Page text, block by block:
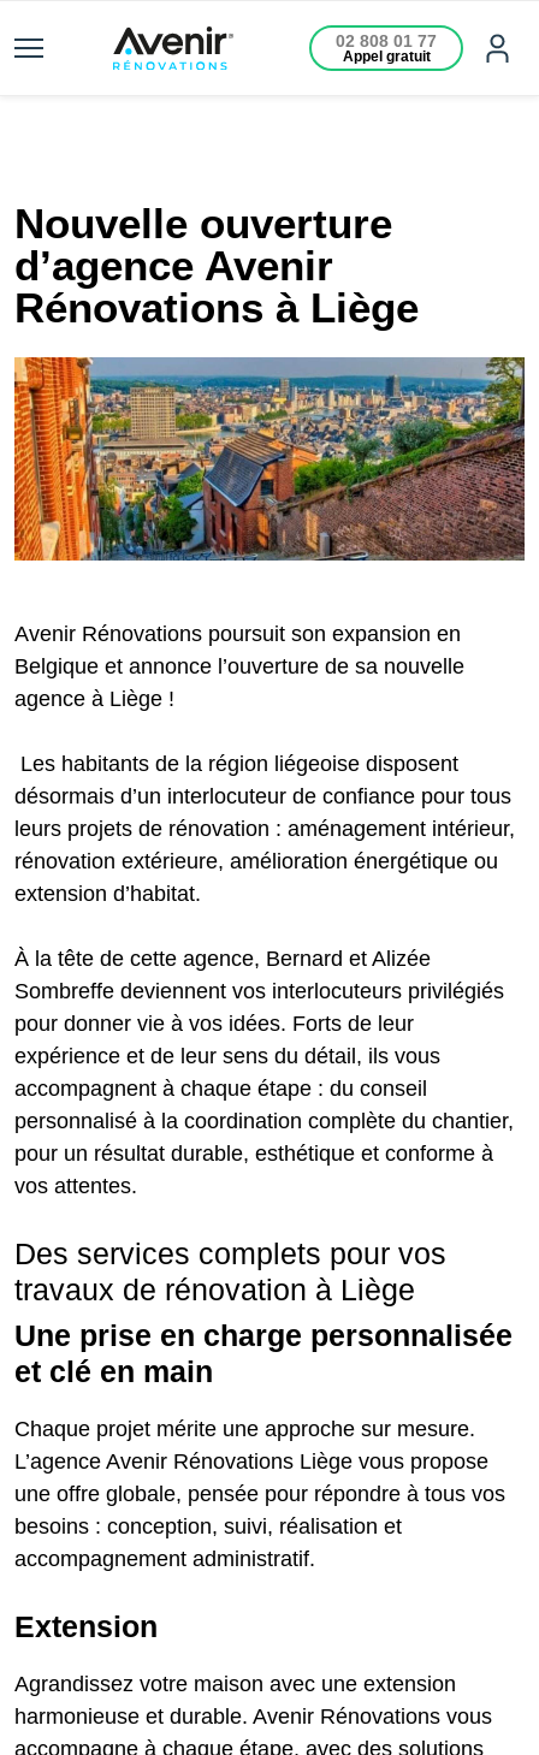
02 808 01 77
Appel gratuit
Nouvelle ouverture
d’agence Avenir
Rénovations à Liège
Avenir Rénovations poursuit son expansion en
Belgique et annonce l’ouverture de sa nouvelle
agence à Liège !
Les habitants de la région liégeoise disposent
désormais d’un interlocuteur de confiance pour tous
leurs projets de rénovation : aménagement intérieur,
rénovation extérieure, amélioration énergétique ou
extension d’habitat.
À la tête de cette agence, Bernard et Alizée
Sombreffe deviennent vos interlocuteurs privilégiés
pour donner vie à vos idées. Forts de leur
expérience et de leur sens du détail, ils vous
accompagnent à chaque étape : du conseil
personnalisé à la coordination complète du chantier,
pour un résultat durable, esthétique et conforme à
vos attentes.
Des services complets pour vos
travaux de rénovation à Liège
Une prise en charge personnalisée
et clé en main
Chaque projet mérite une approche sur mesure.
L’agence Avenir Rénovations Liège vous propose
une offre globale, pensée pour répondre à tous vos
besoins : conception, suivi, réalisation et
accompagnement administratif.
Extension
Agrandissez votre maison avec une extension
harmonieuse et durable. Avenir Rénovations vous
accompagne à chaque étape, avec des solutions